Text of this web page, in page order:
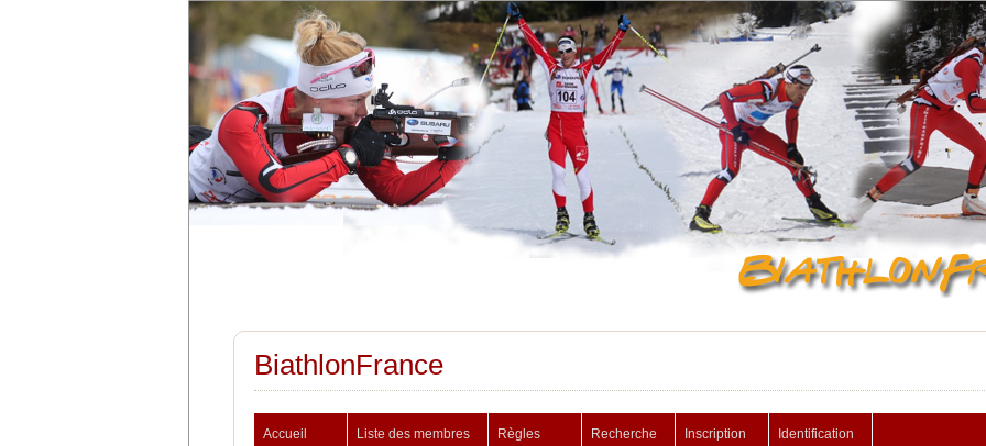
BiathlonFrance
Accueil Liste des membres Règles Recherche Inscription Identification